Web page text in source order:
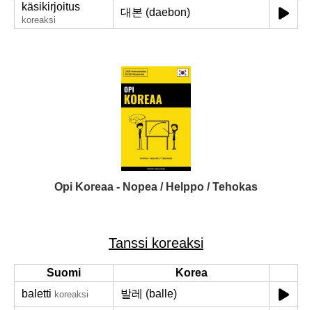
käsikirjoitus
koreaksi
대본 (daebon)
Opi Koreaa - Nopea / Helppo / Tehokas
Tanssi koreaksi
Suomi
Korea
baletti koreaksi 발레 (balle)